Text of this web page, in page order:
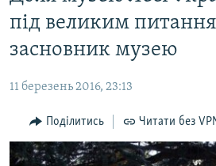
матеріалу
до
основної
навігації
Перейти
до
пошуку
ВОДА.КРИМ
БЛОГИ
ПОГЛЯД
ІНТЕРВ'Ю
під великим
засновник музею
11 березень 2016, 23:13
Поділитись Читати без